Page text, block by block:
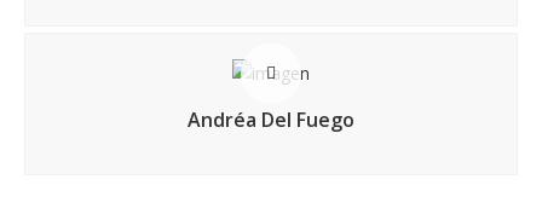
Andréa Del Fuego